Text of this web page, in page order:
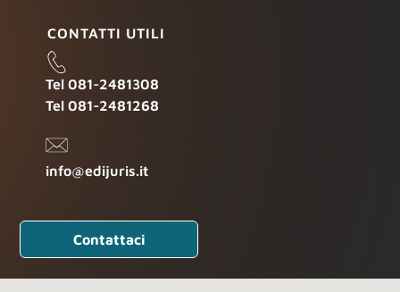
CONTATTI UTILI
Tel 081-2481308
Tel 081-2481268
info@edijuris.it
Contattaci